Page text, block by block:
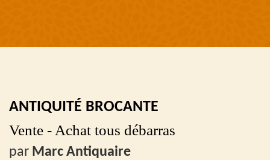
ANTIQUITÉ BROCANTE
Vente - Achat tous débarras
par Marc Antiquaire